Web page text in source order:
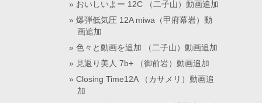
おいしいよー 12C （二子山）動画追加
爆弾低気圧 12A miwa（甲府幕岩）動
画追加
色々と動画を追加 （二子山）動画追加
見返り美人 7b+ （御前岩）動画追加
Closing Time12A （カサメリ）動画追
加